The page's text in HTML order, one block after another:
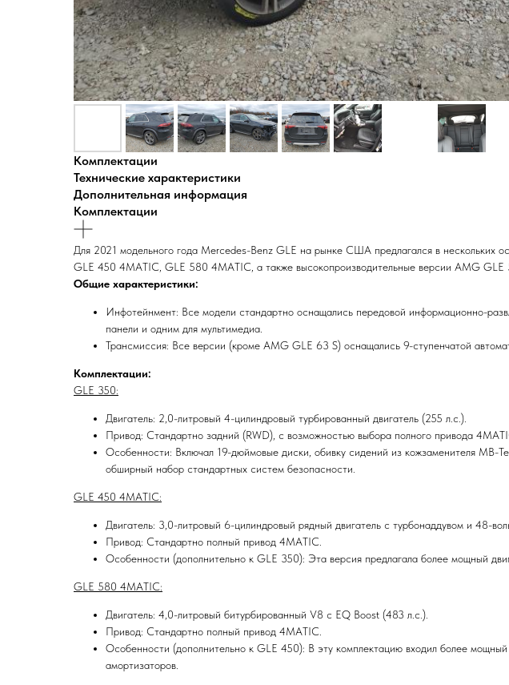
Комплектации
Технические характеристики
Дополнительная информация
Комплектации
Для 2021 модельного года Mercedes-Benz GLE на рынке США предлагался в нескольких
GLE 450 4MATIC, GLE 580 4MATIC, а также высокопроизводительные версии AMG
Общие характеристики:
Инфотейнмент: Все модели стандартно оснащались передовой информационно-
панели и одним для мультимедиа.
Трансмиссия: Все версии (кроме AMG GLE 63 S) оснащались 9-ступенчатой
Комплектации:
GLE 350:
Двигатель: 2,0-литровый 4-цилиндровый турбированный двигатель (255 л.с.).
Привод: Стандартно задний (RWD), с возможностью выбора полного привода
Особенности: Включал 19-дюймовые диски, обивку сидений из кожзаменителя MB-
обширный набор стандартных систем безопасности.
GLE 450 4MATIC:
Двигатель: 3,0-литровый 6-цилиндровый рядный двигатель с турбонаддувом и 48-
Привод: Стандартно полный привод 4MATIC.
Особенности (дополнительно к GLE 350): Эта версия предлагала более мощный
GLE 580 4MATIC:
Двигатель: 4,0-литровый битурбированный V8 с EQ Boost (483 л.с.).
Привод: Стандартно полный привод 4MATIC.
Особенности (дополнительно к GLE 450): В эту комплектацию входил более
амортизаторов.